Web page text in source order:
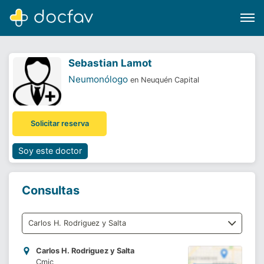
Software para clínicas
¿Eres un doctor?
Sebastian Lamot
Neumonólogo en Neuquén Capital
Solicitar reserva
Soy este doctor
Consultas
Carlos H. Rodriguez y Salta
Cmic